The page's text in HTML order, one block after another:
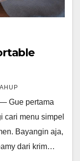
Gue pertama
cari menu simpel
Bayangin aja,
dari krim…